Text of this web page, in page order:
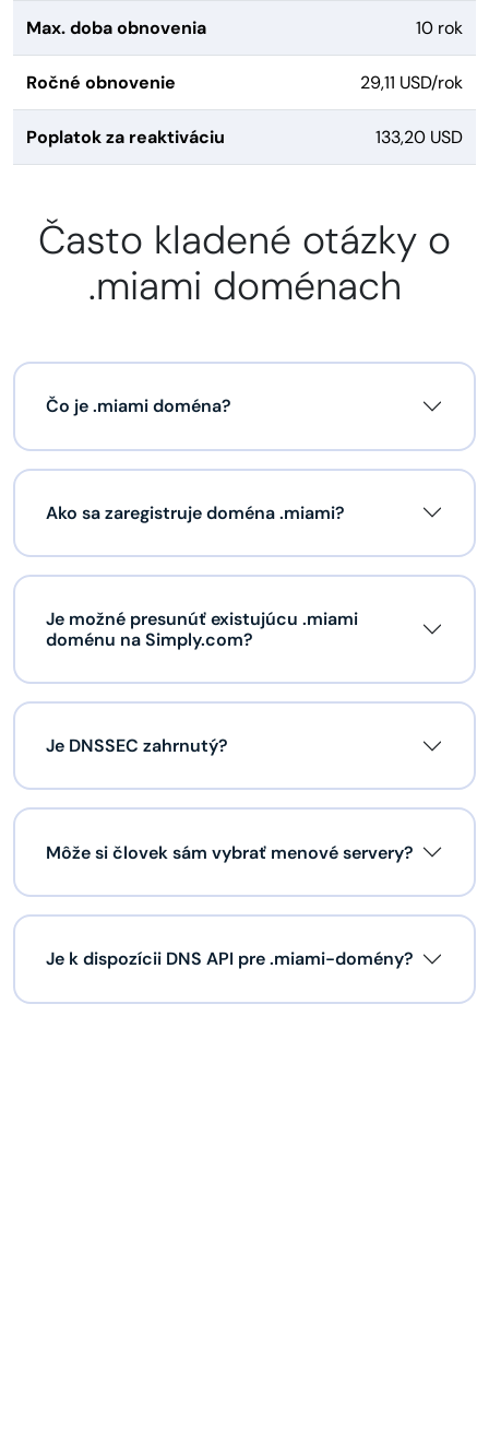
Max. doba obnovenia 10 rok
Ročné obnovenie 29,11 USD/rok
Poplatok za reaktiváciu 133,20 USD
Často kladené otázky o
.miami doménach
Čo je .miami doména?
Ako sa zaregistruje doména .miami?
Je možné presunúť existujúcu .miami
doménu na Simply.com?
Je DNSSEC zahrnutý?
Môže si človek sám vybrať menové servery?
Je k dispozícii DNS API pre .miami-domény?